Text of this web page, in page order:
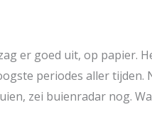
er goed uit, op papier.
periodes aller tijden.
zei buienradar nog.